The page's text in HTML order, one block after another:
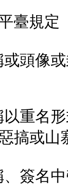
臺規定
頭像或
重名形
搞或
簽名中